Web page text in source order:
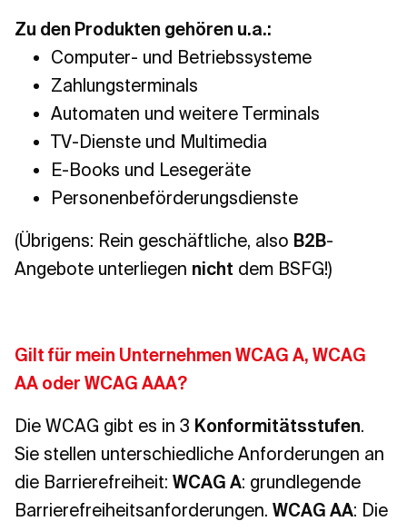
Zu den Produkten gehören u.a.:
Computer- und Betriebssysteme
Zahlungsterminals
Automaten und weitere Terminals
TV-Dienste und Multimedia
E-Books und Lesegeräte
Personenbeförderungsdienste
(Übrigens: Rein geschäftliche, also B2B-
Angebote unterliegen nicht dem BSFG!)
Gilt für mein Unternehmen WCAG A, WCAG
AA oder WCAG AAA?
Die WCAG gibt es in 3 Konformitätsstufen.
Sie stellen unterschiedliche Anforderungen an
die Barrierefreiheit: WCAG A: grundlegende
Barrierefreiheitsanforderungen. WCAG AA: Die